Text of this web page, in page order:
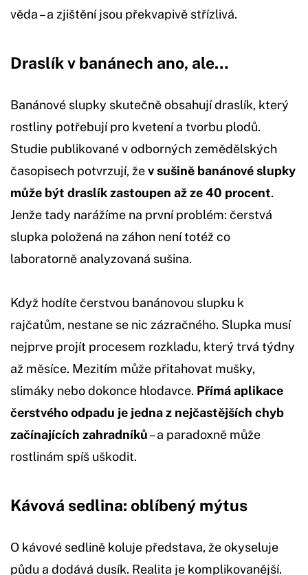
věda – a zjištění jsou překvapivě střízlivá.
Draslík v banánech ano, ale…
Banánové slupky skutečně obsahují draslík, který
rostliny potřebují pro kvetení a tvorbu plodů.
Studie publikované v odborných zemědělských
časopisech potvrzují, žev sušině banánové slupky
může být draslík zastoupen až ze 40 procent.
Jenže tady narážíme na první problém: čerstvá
slupka položená na záhon není totéž co
laboratorně analyzovaná sušina.
Když hodíte čerstvou banánovou slupku k
rajčatům, nestane se nic zázračného. Slupka musí
nejprve projít procesem rozkladu, který trvá týdny
až měsíce. Mezitím může přitahovat mušky,
slimáky nebo dokonce hlodavce. Přímá aplikace
čerstvého odpadu je jedna z nejčastějších chyb
začínajících zahradníků– a paradoxně může
rostlinám spíš uškodit.
Kávová sedlina: oblíbený mýtus
O kávové sedlině koluje představa, že okyseluje
půdu a dodává dusík. Realita je komplikovanější.